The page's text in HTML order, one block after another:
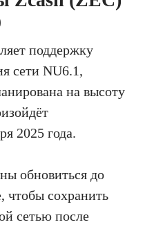
поддержку
сети NU6.1,
на высоту
2025 года.
обновиться до
чтобы сохранить
сетью после